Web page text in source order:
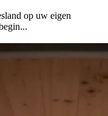
op uw eigen